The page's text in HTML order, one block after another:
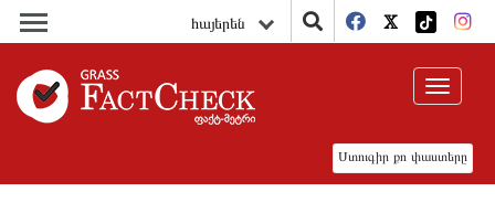
հայերեն
Ստուգիր քո փաստերը
Toggle